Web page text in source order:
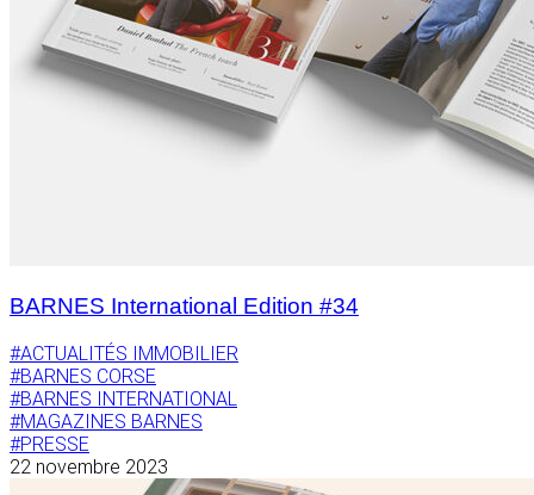
BARNES International Edition #34
#ACTUALITÉS IMMOBILIER
#BARNES CORSE
#BARNES INTERNATIONAL
#MAGAZINES BARNES
#PRESSE
22 novembre 2023